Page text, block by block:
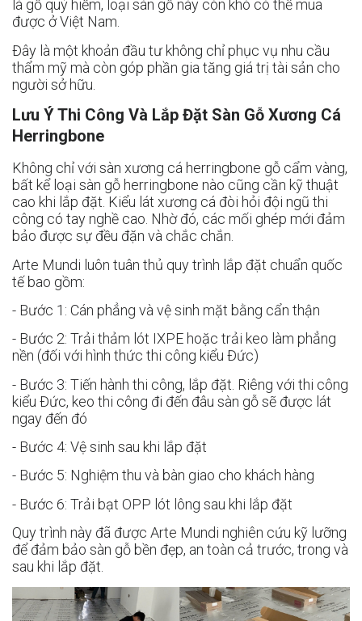
là gỗ quý hiếm, loại sàn gỗ này còn khó có thể mua
được ở Việt Nam.
Đây là một khoản đầu tư không chỉ phục vụ nhu cầu
thẩm mỹ mà còn góp phần gia tăng giá trị tài sản cho
người sở hữu.
Lưu Ý Thi Công Và Lắp Đặt Sàn Gỗ Xương Cá
Herringbone
Không chỉ với sàn xương cá herringbone gỗ cẩm vàng,
bất kể loại sàn gỗ herringbone nào cũng cần kỹ thuật
cao khi lắp đặt. Kiểu lát xương cá đòi hỏi đội ngũ thi
công có tay nghề cao. Nhờ đó, các mối ghép mới đảm
bảo được sự đều đặn và chắc chắn.
Arte Mundi luôn tuân thủ quy trình lắp đặt chuẩn quốc
tế bao gồm:
- Bước 1: Cán phẳng và vệ sinh mặt bằng cẩn thận
- Bước 2: Trải thảm lót IXPE hoặc trải keo làm phẳng
nền (đối với hình thức thi công kiểu Đức)
- Bước 3: Tiến hành thi công, lắp đặt. Riêng với thi công
kiểu Đức, keo thi công đi đến đâu sàn gỗ sẽ được lát
ngay đến đó
- Bước 4: Vệ sinh sau khi lắp đặt
- Bước 5: Nghiệm thu và bàn giao cho khách hàng
- Bước 6: Trải bạt OPP lót lông sau khi lắp đặt
Quy trình này đã được Arte Mundi nghiên cứu kỹ lưỡng
để đảm bảo sàn gỗ bền đẹp, an toàn cả trước, trong và
sau khi lắp đặt.